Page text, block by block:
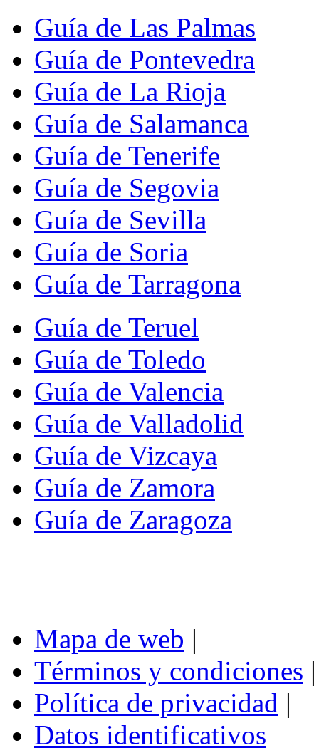
Guía de Las Palmas
Guía de Pontevedra
Guía de La Rioja
Guía de Salamanca
Guía de Tenerife
Guía de Segovia
Guía de Sevilla
Guía de Soria
Guía de Tarragona
Guía de Teruel
Guía de Toledo
Guía de Valencia
Guía de Valladolid
Guía de Vizcaya
Guía de Zamora
Guía de Zaragoza
Mapa de web |
Términos y condiciones |
Política de privacidad |
Datos identificativos